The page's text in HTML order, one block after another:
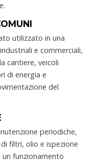
utilizzato in una
e commerciali,
cantiere, veicoli
di energia e
del
periodiche,
filtri, olio e ispezione
funzionamento